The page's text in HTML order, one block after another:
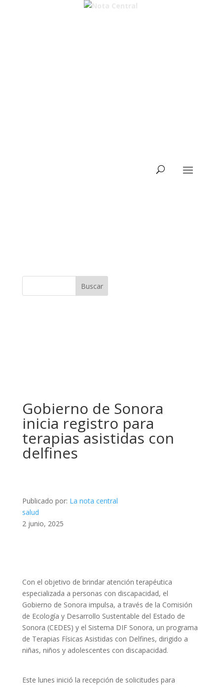
Buscar
Gobierno de Sonora
inicia registro para
terapias asistidas con
delfines
Publicado por: La nota central
salud
2 junio, 2025
Con el objetivo de brindar atención terapéutica
especializada a personas con discapacidad, el
Gobierno de Sonora impulsa, a través de la Comisión
de Ecología y Desarrollo Sustentable del Estado de
Sonora (CEDES) y el Sistema DIF Sonora, un programa
de Terapias Físicas Asistidas con Delfines, dirigido a
niñas, niños y adolescentes con discapacidad.
Este lunes inició la recepción de solicitudes para